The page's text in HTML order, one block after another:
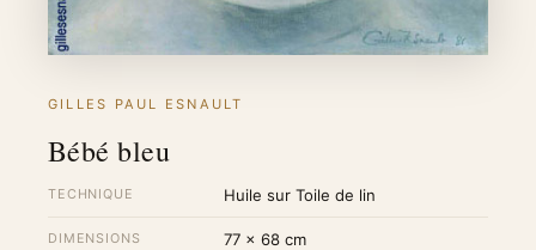
GILLES PAUL ESNAULT
Bébé bleu
TECHNIQUE Huile sur Toile de lin
DIMENSIONS 77 × 68 cm